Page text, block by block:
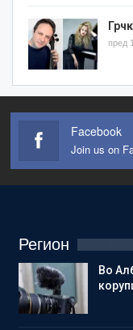
пред
Facebook
Join us on
Регион
Во